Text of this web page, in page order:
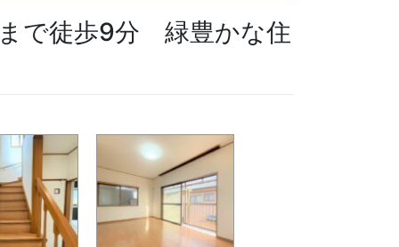
で徒歩9分 緑豊かな住